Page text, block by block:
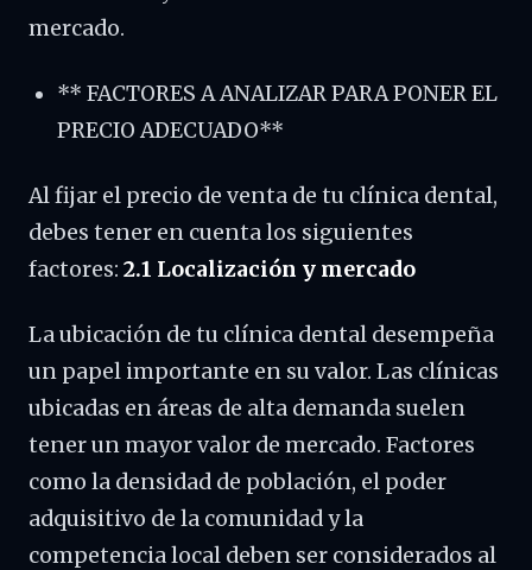
mercado.
** FACTORES A ANALIZAR PARA PONER EL
PRECIO ADECUADO**
Al fijar el precio de venta de tu clínica dental,
debes tener en cuenta los siguientes
factores: 2.1 Localización y mercado
La ubicación de tu clínica dental desempeña
un papel importante en su valor. Las clínicas
ubicadas en áreas de alta demanda suelen
tener un mayor valor de mercado. Factores
como la densidad de población, el poder
adquisitivo de la comunidad y la
competencia local deben ser considerados al